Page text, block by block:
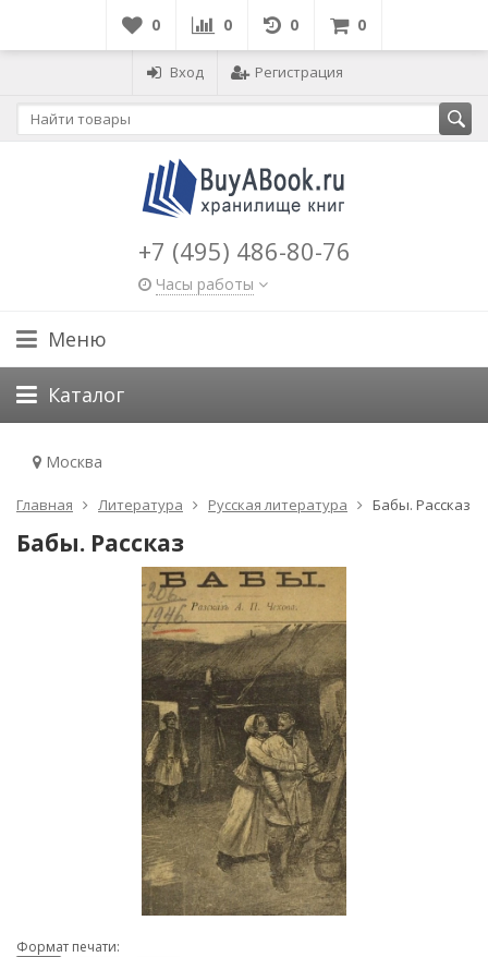
0 0 0 0
Вход Регистрация
+7 (495) 486-80-76
Часы работы
Меню
Каталог
Москва
Главная Литература Русская литература Бабы. Рассказ
Бабы. Рассказ
Формат печати: